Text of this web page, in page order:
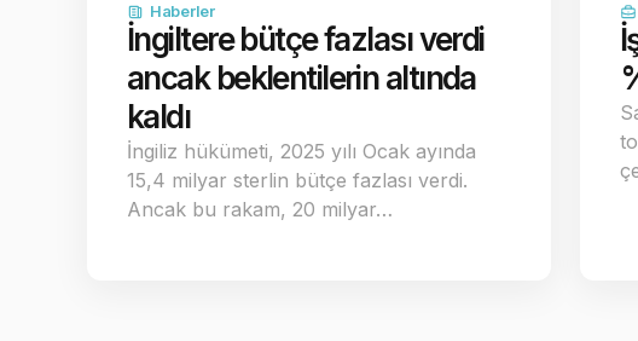
Haberler
İngiltere bütçe fazlası verdi
ancak beklentilerin altında
kaldı
İngiliz hükümeti, 2025 yılı Ocak ayında
15,4 milyar sterlin bütçe fazlası verdi.
Ancak bu rakam, 20 milyar…